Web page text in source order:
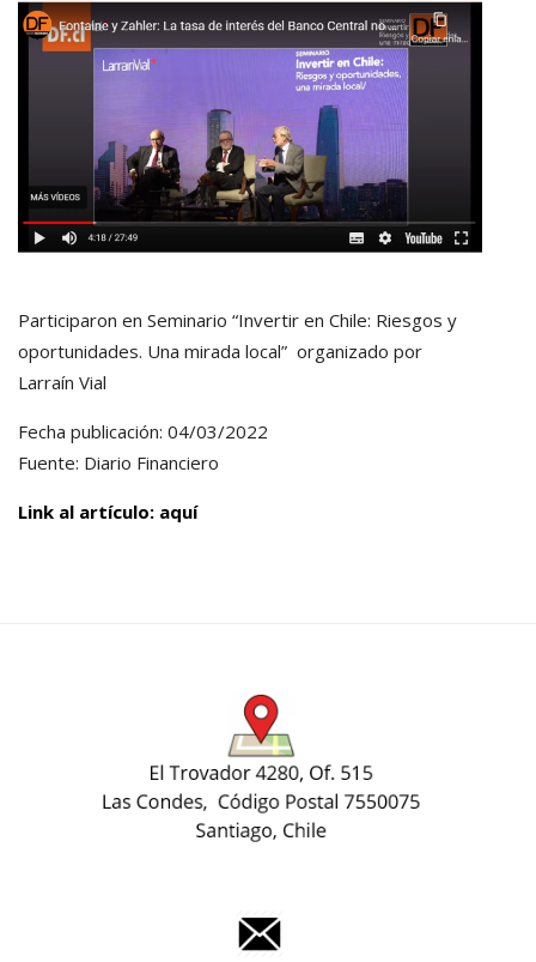
Participaron en Seminario “Invertir en Chile: Riesgos y
oportunidades. Una mirada local” organizado por
Larraín Vial
Fecha publicación: 04/03/2022
Fuente: Diario Financiero
Link al artículo: aquí